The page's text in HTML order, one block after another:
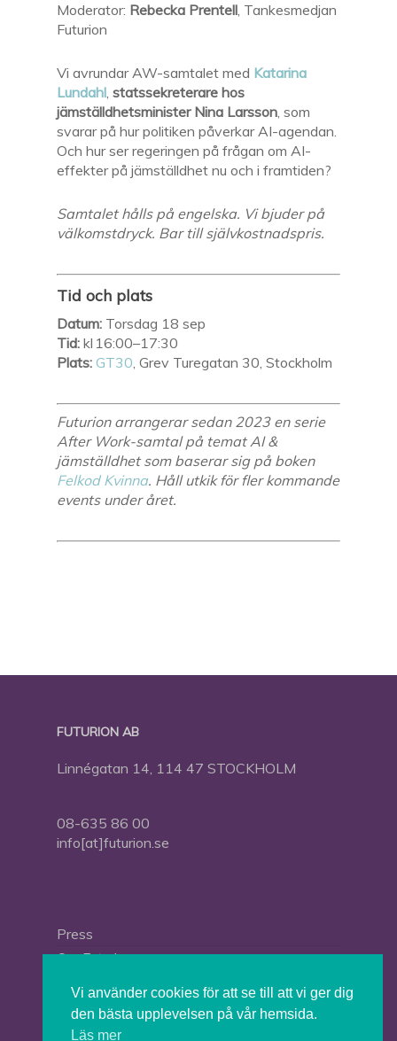
Moderator: Rebecka Prentell, Tankesmedjan
Futurion
Vi avrundar AW-samtalet med Katarina
Lundahl, statssekreterare hos
jämställdhetsminister Nina Larsson, som
svarar på hur politiken påverkar AI-agendan.
Och hur ser regeringen på frågan om AI-
effekter på jämställdhet nu och i framtiden?
Samtalet hålls på engelska. Vi bjuder på
välkomstdryck. Bar till självkostnadspris.
Tid och plats
Datum: Torsdag 18 sep
Tid: kl 16:00–17:30
Plats: GT30, Grev Turegatan 30, Stockholm
Futurion arrangerar sedan 2023 en serie
After Work-samtal på temat AI &
jämställdhet som baserar sig på boken
Felkod Kvinna. Håll utkik för fler kommande
events under året.
FUTURION AB
Linnégatan 14, 114 47 STOCKHOLM
08-635 86 00
info[at]futurion.se
Press
Om Futurion
Vi använder cookies för att se till att vi ger dig
den bästa upplevelsen på vår hemsida.
Läs mer